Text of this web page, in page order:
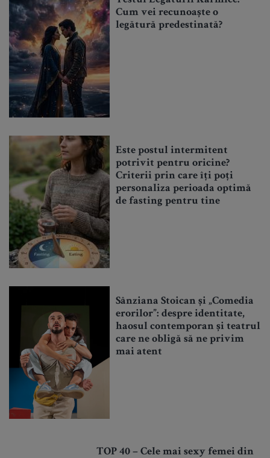
Cum vei recunoaște o
legătură predestinată?
Este postul intermitent
potrivit pentru oricine?
Criterii prin care îți poți
personaliza perioada optimă
de fasting pentru tine
Sânziana Stoican și „Comedia
erorilor”: despre identitate,
haosul contemporan și teatrul
care ne obligă să ne privim
mai atent
TOP 40 – Cele mai sexy femei din